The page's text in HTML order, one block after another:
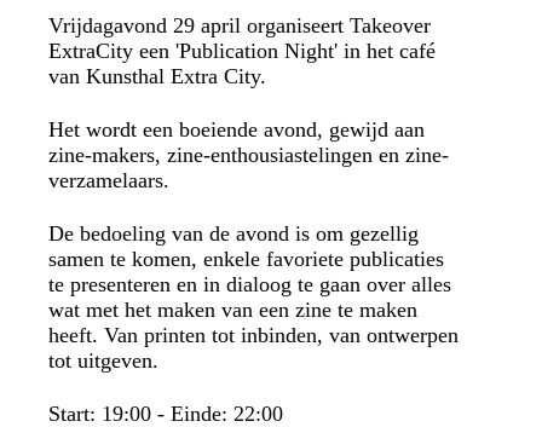
Vrijdagavond 29 april organiseert Takeover
ExtraCity een 'Publication Night' in het café
van Kunsthal Extra City.
Het wordt een boeiende avond, gewijd aan
zine-makers, zine-enthousiastelingen en zine-
verzamelaars.
De bedoeling van de avond is om gezellig
samen te komen, enkele favoriete publicaties
te presenteren en in dialoog te gaan over alles
wat met het maken van een zine te maken
heeft. Van printen tot inbinden, van ontwerpen
tot uitgeven.
Start: 19:00 - Einde: 22:00